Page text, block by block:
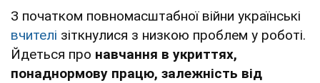
З початком повномасштабної війни українські
вчителі зіткнулися з низкою проблем у роботі.
Йдеться про навчання в укриттях,
понаднормову працю, залежність від